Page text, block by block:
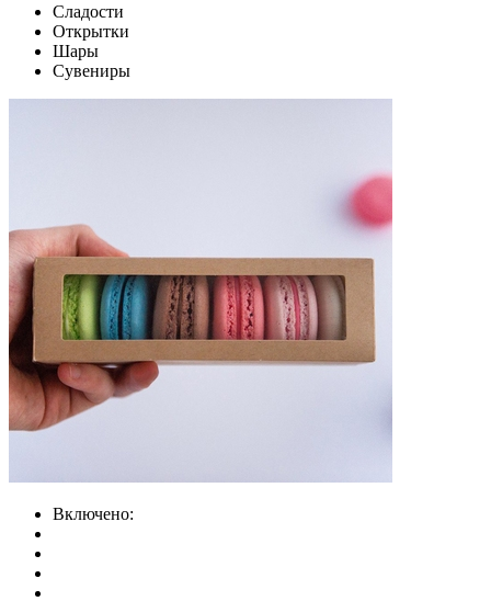
Сладости
Открытки
Шары
Сувениры
Включено: